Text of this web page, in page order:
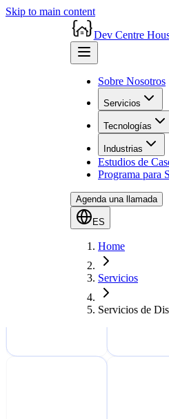
Skip to main content
Dev Centre
Sobre Nosotros
Servicios
Tecnologías
Industrias
Estudios de
Programa para
Agenda una llamada
ES
Home
Servicios
Servicios de